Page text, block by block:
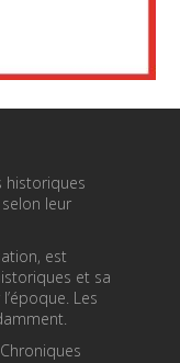
historiques
leur
est
et sa
Les